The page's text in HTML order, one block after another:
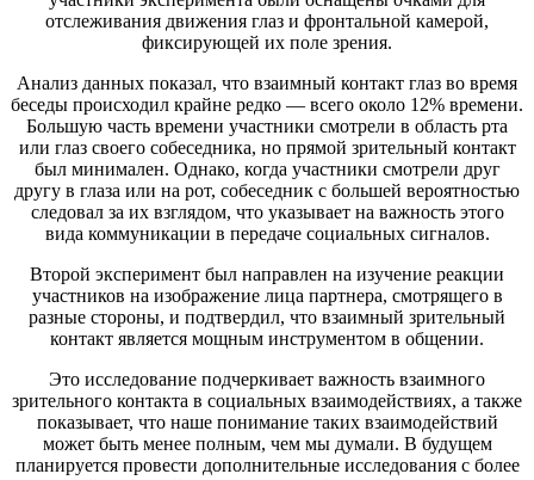
отслеживания движения глаз и фронтальной камерой,
фиксирующей их поле зрения.
Анализ данных показал, что взаимный контакт глаз во время
беседы происходил крайне редко — всего около 12% времени.
Большую часть времени участники смотрели в область рта
или глаз своего собеседника, но прямой зрительный контакт
был минимален. Однако, когда участники смотрели друг
другу в глаза или на рот, собеседник с большей вероятностью
следовал за их взглядом, что указывает на важность этого
вида коммуникации в передаче социальных сигналов.
Второй эксперимент был направлен на изучение реакции
участников на изображение лица партнера, смотрящего в
разные стороны, и подтвердил, что взаимный зрительный
контакт является мощным инструментом в общении.
Это исследование подчеркивает важность взаимного
зрительного контакта в социальных взаимодействиях, а также
показывает, что наше понимание таких взаимодействий
может быть менее полным, чем мы думали. В будущем
планируется провести дополнительные исследования с более